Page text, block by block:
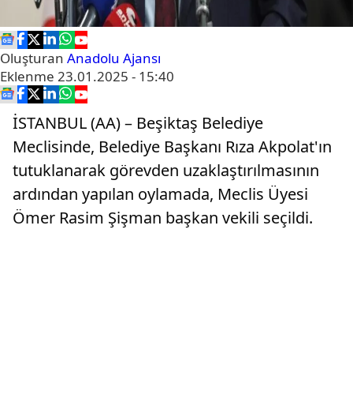
Oluşturan Anadolu Ajansı
Eklenme 23.01.2025 - 15:40
İSTANBUL (AA) – Beşiktaş Belediye
Meclisinde, Belediye Başkanı Rıza Akpolat'ın
tutuklanarak görevden uzaklaştırılmasının
ardından yapılan oylamada, Meclis Üyesi
Ömer Rasim Şişman başkan vekili seçildi.